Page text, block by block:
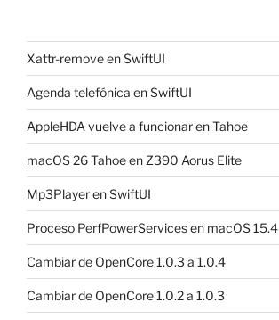
Xattr-remove en SwiftUI
Agenda telefónica en SwiftUI
AppleHDA vuelve a funcionar en Tahoe
macOS 26 Tahoe en Z390 Aorus Elite
Mp3Player en SwiftUI
Proceso PerfPowerServices en macOS 15.4
Cambiar de OpenCore 1.0.3 a 1.0.4
Cambiar de OpenCore 1.0.2 a 1.0.3